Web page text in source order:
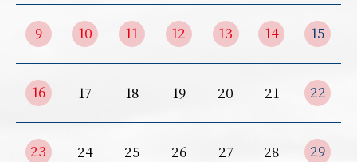
9 10 11 12 13 14 15
16 17 18 19 20 21 22
23 24 25 26 27 28 29